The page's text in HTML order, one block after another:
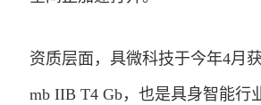
资质层面，具微科技于今年4月
mb IIB T4 Gb，也是具身智能